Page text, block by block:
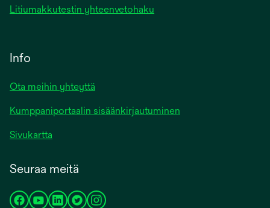
Litiumakkutestin yhteenvetohaku
Info
Ota meihin yhteyttä
Kumppaniportaalin sisäänkirjautuminen
Sivukartta
Seuraa meitä